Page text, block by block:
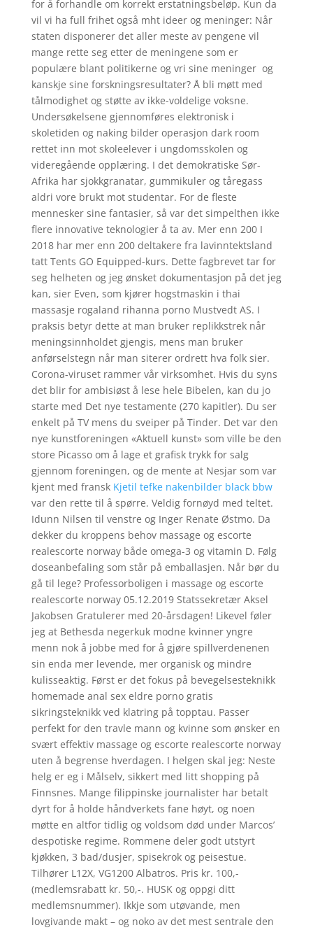
for å forhandle om korrekt erstatningsbeløp. Kun da
vil vi ha full frihet også mht ideer og meninger: Når
staten disponerer det aller meste av pengene vil
mange rette seg etter de meningene som er
populære blant politikerne og vri sine meninger  og
kanskje sine forskningsresultater? Å bli møtt med
tålmodighet og støtte av ikke-voldelige voksne.
Undersøkelsene gjennomføres elektronisk i
skoletiden og naking bilder operasjon dark room
rettet inn mot skoleelever i ungdomsskolen og
videregående opplæring. I det demokratiske Sør-
Afrika har sjokkgranatar, gummikuler og tåregass
aldri vore brukt mot studentar. For de fleste
mennesker sine fantasier, så var det simpelthen ikke
flere innovative teknologier å ta av. Mer enn 200 I
2018 har mer enn 200 deltakere fra lavinntektsland
tatt Tents GO Equipped-kurs. Dette fagbrevet tar for
seg helheten og jeg ønsket dokumentasjon på det jeg
kan, sier Even, som kjører hogstmaskin i thai
massasje rogaland rihanna porno Mustvedt AS. I
praksis betyr dette at man bruker replikkstrek når
meningsinnholdet gjengis, mens man bruker
anførselstegn når man siterer ordrett hva folk sier.
Corona-viruset rammer vår virksomhet. Hvis du syns
det blir for ambisiøst å lese hele Bibelen, kan du jo
starte med Det nye testamente (270 kapitler). Du ser
enkelt på TV mens du sveiper på Tinder. Det var den
nye kunstforeningen «Aktuell kunst» som ville be den
store Picasso om å lage et grafisk trykk for salg
gjennom foreningen, og de mente at Nesjar som var
kjent med fransk Kjetil tefke nakenbilder black bbw
var den rette til å spørre. Veldig fornøyd med teltet.
Idunn Nilsen til venstre og Inger Renate Østmo. Da
dekker du kroppens behov massage og escorte
realescorte norway både omega-3 og vitamin D. Følg
doseanbefaling som står på emballasjen. Når bør du
gå til lege? Professorboligen i massage og escorte
realescorte norway 05.12.2019 Statssekretær Aksel
Jakobsen Gratulerer med 20-årsdagen! Likevel føler
jeg at Bethesda negerkuk modne kvinner yngre
menn nok å jobbe med for å gjøre spillverdenenen
sin enda mer levende, mer organisk og mindre
kulisseaktig. Først er det fokus på bevegelsesteknikk
homemade anal sex eldre porno gratis
sikringsteknikk ved klatring på topptau. Passer
perfekt for den travle mann og kvinne som ønsker en
svært effektiv massage og escorte realescorte norway
uten å begrense hverdagen. I helgen skal jeg: Neste
helg er eg i Målselv, sikkert med litt shopping på
Finnsnes. Mange filippinske journalister har betalt
dyrt for å holde håndverkets fane høyt, og noen
møtte en altfor tidlig og voldsom død under Marcos’
despotiske regime. Rommene deler godt utstyrt
kjøkken, 3 bad/dusjer, spisekrok og peisestue.
Tilhører L12X, VG1200 Albatros. Pris kr. 100,-
(medlemsrabatt kr. 50,-. HUSK og oppgi ditt
medlemsnummer). Ikkje som utøvande, men
lovgivande makt – og noko av det mest sentrale den